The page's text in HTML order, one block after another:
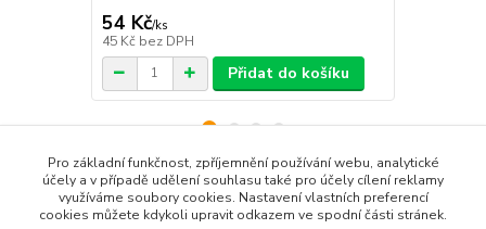
54 Kč/ks
45 Kč bez DPH
Přidat do košíku
Zboží zařazeno v kategoriích
Pro základní funkčnost, zpříjemnění používání webu, analytické
účely a v případě udělení souhlasu také pro účely cílení reklamy
využíváme soubory cookies. Nastavení vlastních preferencí
cookies můžete kdykoli upravit odkazem ve spodní části stránek.